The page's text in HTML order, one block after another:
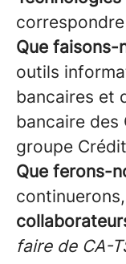
Que faisons-
outils
bancaires et
bancaire des
groupe
Que ferons-
continuerons,
faire de CA-